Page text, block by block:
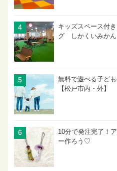
キッズスペース付
グ しかくいみかん
無料で遊べる子ど
【松戸市内・外】
10分で発注完了！
ー作ろう♡